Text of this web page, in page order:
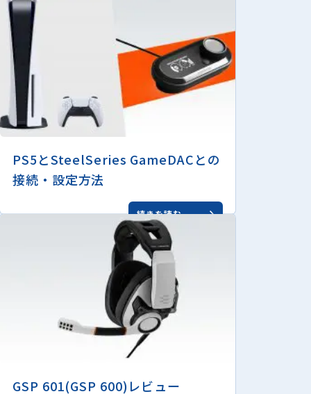
PS5とSteelSeries GameDACとの
接続・設定方法
続きを読む
GSP 601(GSP 600)レビュー